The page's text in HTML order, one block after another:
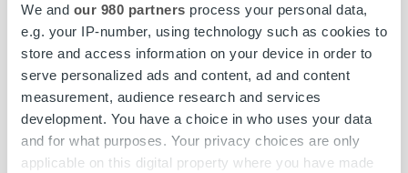
We and our 980 partners process your personal data,
e.g. your IP-number, using technology such as cookies to
store and access information on your device in order to
serve personalized ads and content, ad and content
measurement, audience research and services
development. You have a choice in who uses your data
and for what purposes. Your privacy choices are only
applicable on this digital property where you have made
yhteiskunta. Meidän tehtävämme on huolehtia yritysten
laskutuksesta kokonaisuutena. Joka 6. Suomessa lähtevä
lasku välitetään meidän kauttamme ja kuukausittain yli 8
000 yritystä luottaa palveluihimme. Vahvuutemme
perustuu kykyymme kasvaa ja kehittyä yksilöinä sekä
yhtenä joukkueena.
www.ropocapital.fi/rekrytointi